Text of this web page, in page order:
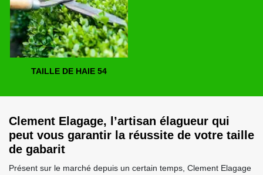
TAILLE DE HAIE 54
Clement Elagage, l’artisan élagueur qui
peut vous garantir la réussite de votre taille
de gabarit
Présent sur le marché depuis un certain temps, Clement Elagage